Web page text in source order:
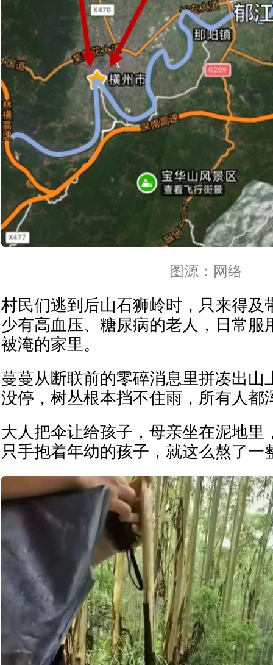
图源：网络
村民们逃到后山石狮岭时，只来得及
少有高血压、糖尿病的老人，日常服
被淹的家里。
蔓蔓从断联前的零碎消息里拼凑出山
没停，树丛根本挡不住雨，所有人都
大人把伞让给孩子，母亲坐在泥地里
只手抱着年幼的孩子，就这么熬了一